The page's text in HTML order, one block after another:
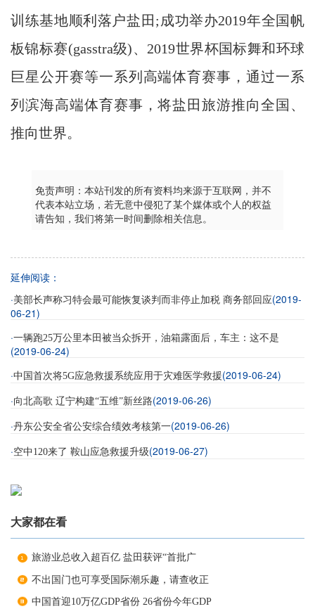
训练基地顺利落户盐田;成功举办2019年全国帆
板锦标赛(gasstra级)、2019世界杯国标舞和环球
巨星公开赛等一系列高端体育赛事，通过一系
列滨海高端体育赛事，将盐田旅游推向全国、
推向世界。
免责声明：本站刊发的所有资料均来源于互联网，并不
代表本站立场，若无意中侵犯了某个媒体或个人的权益
请告知，我们将第一时间删除相关信息。
延伸阅读：
·美部长声称习特会最可能恢复谈判而非停止加税 商务部回应(2019-
06-21)
·一辆跑25万公里本田被当众拆开，油箱露面后，车主：这不是
(2019-06-24)
·中国首次将5G应急救援系统应用于灾难医学救援(2019-06-24)
·向北高歌 辽宁构建“五维”新丝路(2019-06-26)
·丹东公安全省公安综合绩效考核第一(2019-06-26)
·空中120来了 鞍山应急救援升级(2019-06-27)
大家都在看
旅游业总收入超百亿 盐田获评“首批广
不出国门也可享受国际潮乐趣，请查收正
中国首迎10万亿GDP省份 26省份今年GDP